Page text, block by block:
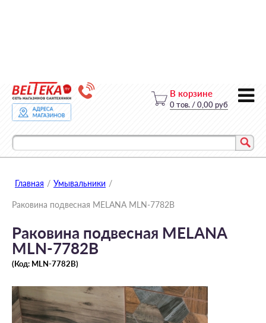
В корзине
Главная / Умывальники /
Раковина подвесная MELANA MLN-7782B
Раковина подвесная MELANA
MLN-7782B
(Код: MLN-7782B)